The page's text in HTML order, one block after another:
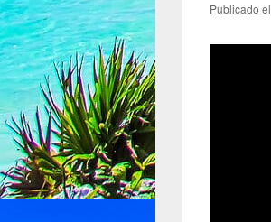
Publicado el